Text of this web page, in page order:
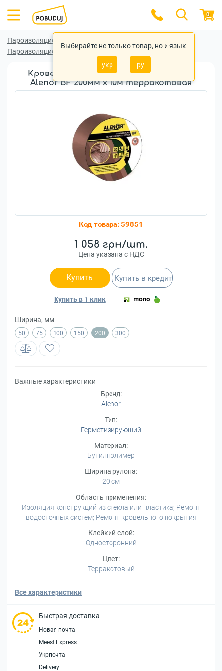
Выбирайте не только товар, но и язык
укр ру
0
Пароизоляционные (гидроизоляционные) ленты
Пароизоляционные (гидроизоляционные) ленты Alenor
Кровельная герметизирующая лента
Alenor BF 200мм x 10м терракотовая
Код товара:59851
1 058 грн/шт.
Цена указана с НДС
Купить
Купить в 1 клик
Купить в кредит
Ширина, мм
50 75 100 150 200 300
Важные характеристики
Бренд:
Alenor
Тип:
Герметизирующий
Материал:
Бутилполимер
Ширина рулона:
20 см
Область применения:
Изоляция конструкций из стекла или пластика; Ремонт
водосточных систем; Ремонт кровельного покрытия
Клейкий слой:
Односторонний
Цвет:
Терракотовый
Все характеристики
Быстрая доставка
Новая почта
Meest Express
Укрпочта
Delivery